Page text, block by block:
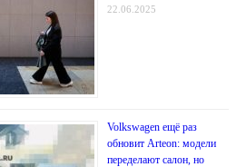
22.06.2025
Volkswagen ещё раз
обновит Arteon: модели
переделают салон, но